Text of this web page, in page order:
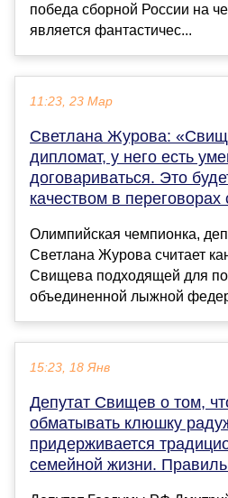
победа сборной России на
является фантастичес...
11:23, 23 Мар
Светлана Журова:
дипломат, у него есть
договариваться. Это
качеством в переговорах
Олимпийская чемпионка,
Светлана Журова считает
Свищева подходящей для
объединенной лыжной
15:23, 18 Янв
Депутат Свищев о том,
обматывать клюшку
придерживается
семейной жизни.